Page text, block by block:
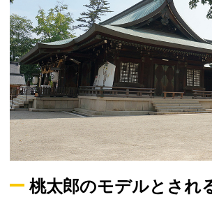
桃太郎のモデルとされ